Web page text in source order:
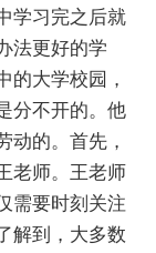
习完之后就
法更好的学
的大学校园，
分不开的。他
动的。首先，
老师。王老师
需要时刻关注
解到，大多数